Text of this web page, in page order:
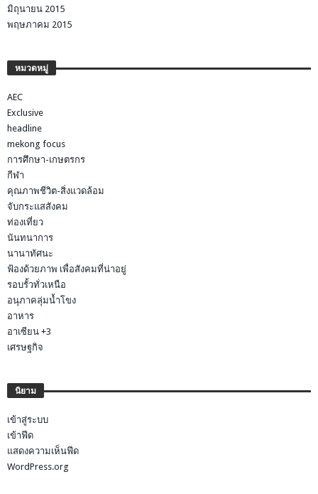
มิถุนายน 2015
พฤษภาคม 2015
หมวดหมู่
AEC
Exclusive
headline
mekong focus
การศึกษา-เกษตรกร
กีฬา
คุณภาพชีวิต-สิ่งแวดล้อม
จับกระแสสังคม
ท่องเที่ยว
นันทนาการ
นานาทัศนะ
ฟ้องด้วยภาพ เพื่อสังคมที่น่าอยู่
รอบรั้วทั่วเหนือ
อนุภาคลุ่มน้ำโขง
อาหาร
อาเซียน +3
เศรษฐกิจ
นิยาม
เข้าสู่ระบบ
เข้าฟีด
แสดงความเห็นฟีด
WordPress.org